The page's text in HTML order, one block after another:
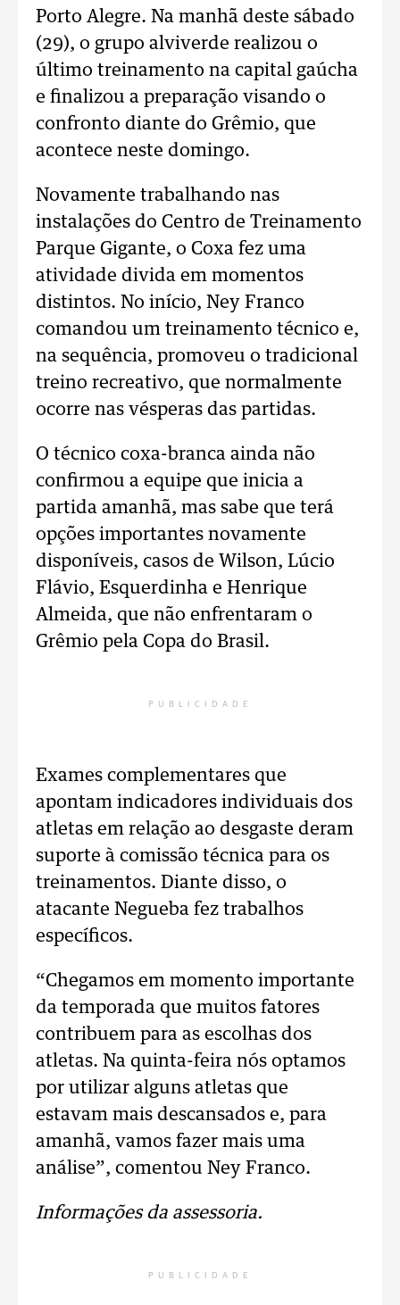
Porto Alegre. Na manhã deste sábado
(29), o grupo alviverde realizou o
último treinamento na capital gaúcha
e finalizou a preparação visando o
confronto diante do Grêmio, que
acontece neste domingo.
Novamente trabalhando nas
instalações do Centro de Treinamento
Parque Gigante, o Coxa fez uma
atividade divida em momentos
distintos. No início, Ney Franco
comandou um treinamento técnico e,
na sequência, promoveu o tradicional
treino recreativo, que normalmente
ocorre nas vésperas das partidas.
O técnico coxa-branca ainda não
confirmou a equipe que inicia a
partida amanhã, mas sabe que terá
opções importantes novamente
disponíveis, casos de Wilson, Lúcio
Flávio, Esquerdinha e Henrique
Almeida, que não enfrentaram o
Grêmio pela Copa do Brasil.
PUBLICIDADE
Exames complementares que
apontam indicadores individuais dos
atletas em relação ao desgaste deram
suporte à comissão técnica para os
treinamentos. Diante disso, o
atacante Negueba fez trabalhos
específicos.
“Chegamos em momento importante
da temporada que muitos fatores
contribuem para as escolhas dos
atletas. Na quinta-feira nós optamos
por utilizar alguns atletas que
estavam mais descansados e, para
amanhã, vamos fazer mais uma
análise”, comentou Ney Franco.
Informações da assessoria.
PUBLICIDADE